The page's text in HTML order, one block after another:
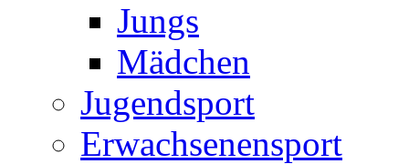
Jungs
Mädchen
Jugendsport
Erwachsenensport